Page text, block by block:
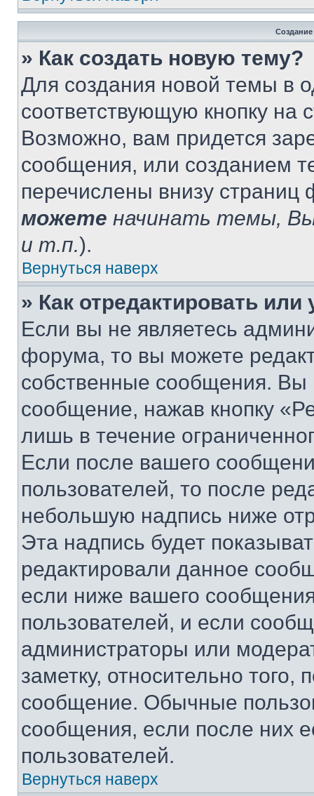
» Как создать новую тему?
Для создания новой темы в
соответствующую кнопку
Возможно, вам придется
сообщения, или созданием
перечислены внизу
можете начинать темы,
и т.п.).
Вернуться наверх
» Как отредактировать
Если вы не являетесь
форума, то вы можете
собственные сообщения. Вы
сообщение, нажав кнопку
лишь в течение
Если после вашего
пользователей, то после
небольшую надпись ниже
Эта надпись будет
редактировали данное
если ниже вашего
пользователей, и если
администраторы или
заметку, относительно
сообщение. Обычные
сообщения, если после них
пользователей.
Вернуться наверх